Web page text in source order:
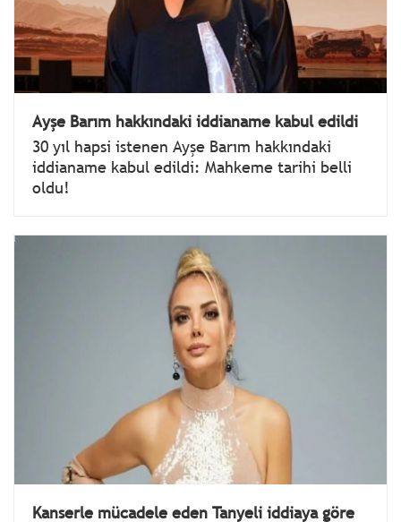
Ayşe Barım hakkındaki iddianame kabul edildi
30 yıl hapsi istenen Ayşe Barım hakkındaki
iddianame kabul edildi: Mahkeme tarihi belli
oldu!
Kanserle mücadele eden Tanyeli iddiaya göre